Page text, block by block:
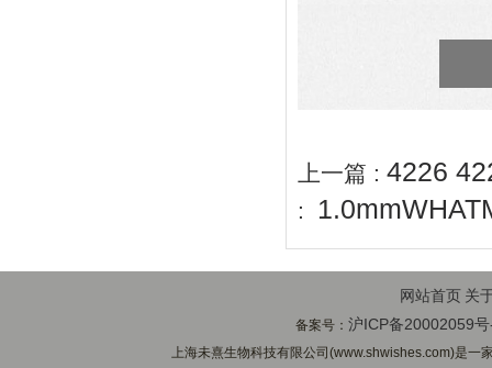
上一篇 : 4226
:
网站首页 关
备案号：沪ICP备20002059
上海未熹生物科技有限公司(www.shwishes.com)是一